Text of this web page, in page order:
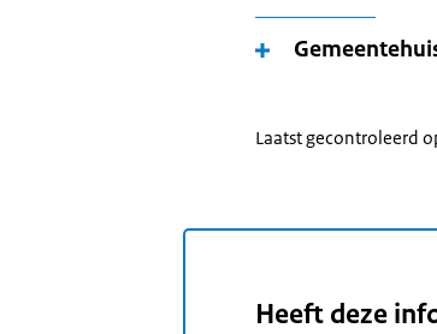
Laatst gecontroleerd
Heeft deze